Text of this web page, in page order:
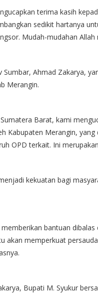
terima kasih
sedikit hartanya
Mudah-mudahan
Ahmad Zakarya,
Merangin.
Barat, kami
Kabupaten Merangin,
OPD terkait. Ini
kekuatan bagi
bantuan
akan memperkuat
Bupati M. Syukur